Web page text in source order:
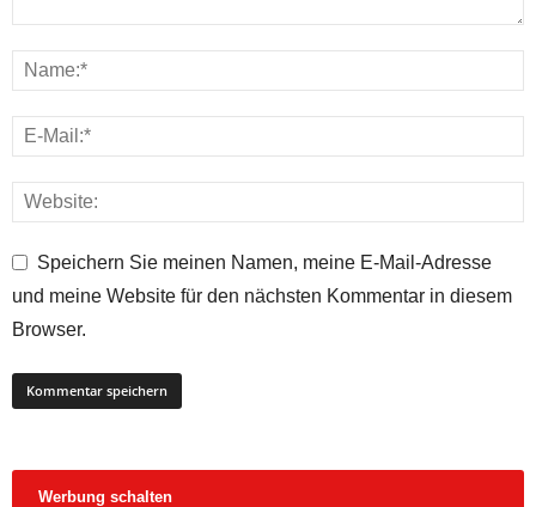
Speichern Sie meinen Namen, meine E-Mail-Adresse
und meine Website für den nächsten Kommentar in diesem
Browser.
Werbung schalten